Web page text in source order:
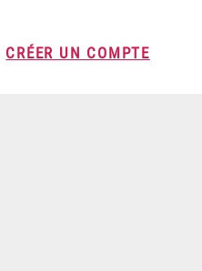
CRÉER UN COMPTE